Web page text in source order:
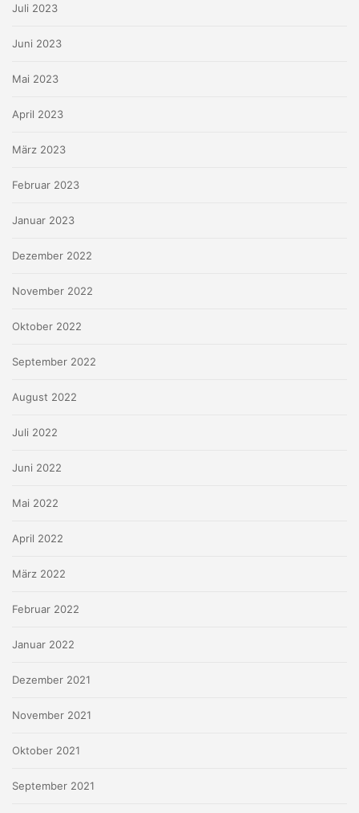
Juli 2023
Juni 2023
Mai 2023
April 2023
März 2023
Februar 2023
Januar 2023
Dezember 2022
November 2022
Oktober 2022
September 2022
August 2022
Juli 2022
Juni 2022
Mai 2022
April 2022
März 2022
Februar 2022
Januar 2022
Dezember 2021
November 2021
Oktober 2021
September 2021